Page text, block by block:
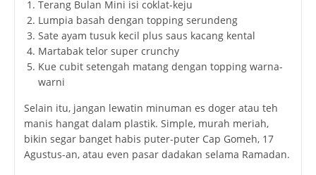
Terang Bulan Mini isi coklat-keju
Lumpia basah dengan topping serundeng
Sate ayam tusuk kecil plus saus kacang kental
Martabak telor super crunchy
Kue cubit setengah matang dengan topping warna-
warni
Selain itu, jangan lewatin minuman es doger atau teh
manis hangat dalam plastik. Simple, murah meriah,
bikin segar banget habis puter-puter Cap Gomeh, 17
Agustus-an, atau even pasar dadakan selama Ramadan.